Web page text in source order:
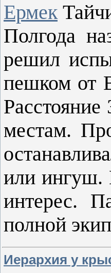
Ермек
Полгода
решил
пешком от
местам.
или ингуш.
интерес.
полной
Иерархия у